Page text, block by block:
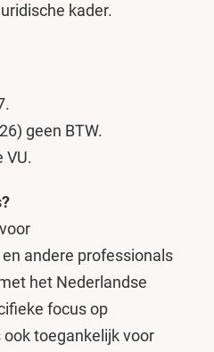
kader.
geen BTW.
VU.
andere professionals
het Nederlandse
focus op
toegankelijk voor